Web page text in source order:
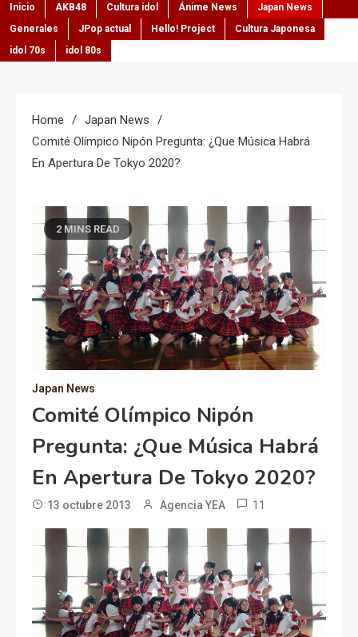
Inicio AKB48 Cultura idol Ánime News
Japan News
Generales
JPop actual Hello! Project
Cultura Japonesa
idol 70s
idol 80s
Home
Japan News
Comité Olímpico Nipón Pregunta: ¿Que Música Habrá
En Apertura De Tokyo 2020?
2 MINS READ
Japan News
Comité Olímpico Nipón
Pregunta: ¿Que Música Habrá
En Apertura De Tokyo 2020?
13 octubre 2013 Agencia YEA 11